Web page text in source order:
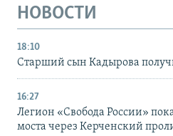
НОВОСТИ
18:10
Старший сын Кадырова
16:27
Легион «Свобода России»
моста через Керченский